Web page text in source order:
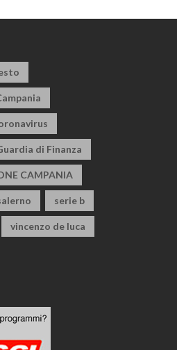
di Finanza
CAMPANIA
serie b
vincenzo de luca